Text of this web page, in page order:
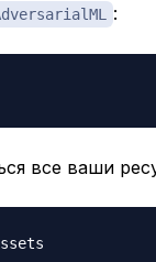
:
все ваши